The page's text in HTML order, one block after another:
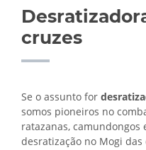
cruzes
Se o assunto for
somos pioneiros no
ratazanas, camundongos
desratização no Mogi